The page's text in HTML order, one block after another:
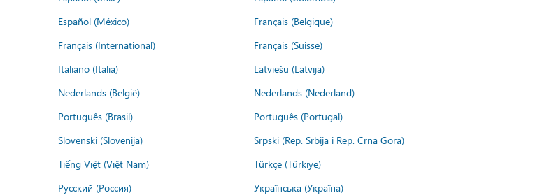
Español (México)
Français (Belgique)
Français (International)
Français (Suisse)
Italiano (Italia)
Latviešu (Latvija)
Nederlands (België)
Nederlands (Nederland)
Português (Brasil)
Português (Portugal)
Slovenski (Slovenija)
Srpski (Rep. Srbija i Rep. Crna Gora)
Tiếng Việt (Việt Nam)
Türkçe (Türkiye)
Русский (Россия)
Українська (Україна)